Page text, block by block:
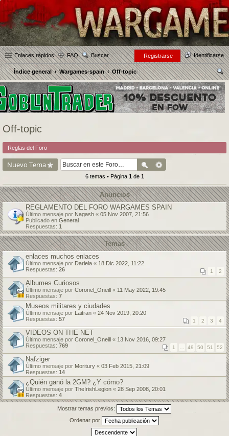
Enlaces rápidos FAQ Buscar Identificarse
Registrarse
Índice general Wargames-spain
Off-topic
us
car
Off-topic
Reglas del Foro
Nuevo Tema
6 temas • Página 1de 1
Anuncios
REGLAMENTO DEL FORO WARGAMES SPAIN
Último mensaje por Nagash « 05 Nov 2007, 21:56
Publicado en General
Respuestas: 1
Temas
enlaces muchos enlaces
Último mensaje por Dariela « 18 Dic 2022, 11:22
Respuestas: 26 1 2
Albumes Curiosos
Último mensaje por Coronel_Oneill « 11 May 2022, 19:45
Respuestas: 7
Museos militares y ciudades
Último mensaje por Laitran « 24 Nov 2019, 20:20
Respuestas: 57 1 2 3 4
VIDEOS ON THE NET
Último mensaje por Coronel_Oneill « 13 Nov 2016, 09:27
Respuestas: 769 1 49 50 51 52
Nafziger
Último mensaje por Moritury « 03 Feb 2015, 21:09
Respuestas: 14
¿Quién ganó la 2GM? ¿Y cómo?
Último mensaje por TheIrishLegion « 28 Sep 2008, 20:01
Respuestas: 4
Mostrar temas previos:
Ordenar por